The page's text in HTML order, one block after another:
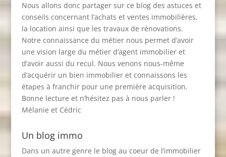
Nous allons donc partager sur ce blog des astuces et
conseils concernant l’achats et ventes immobilières,
la location ainsi que les travaux de rénovations.
Notre connaissance du métier nous permet d’avoir
une vision large du métier d’agent immobilier et
d’avoir aussi du recul. Nous venons nous-même
d’acquérir un bien immobilier et connaissons les
étapes à franchir pour une première acquisition.
Bonne lecture et n’hésitez pas à nous parler !
Mélanie et Cédric
Un blog immo
Dans un autre genre le blog au coeur de l’immobilier